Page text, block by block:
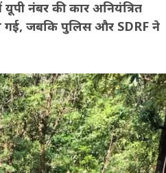
यूपी नंबर की कार अनियंत्रित
गई, जबकि पुलिस और SDRF ने